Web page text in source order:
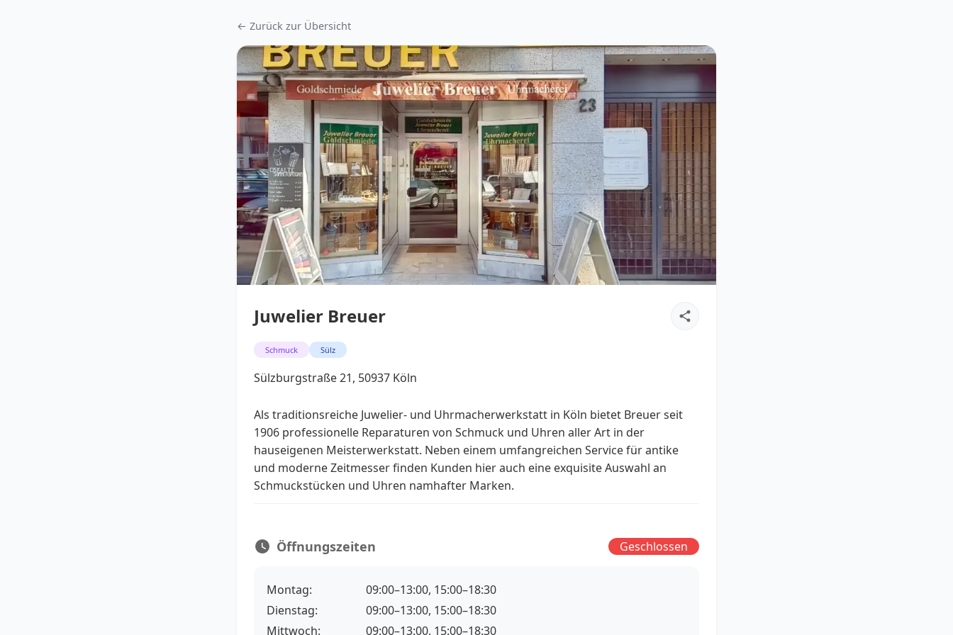
← Zurück zur Übersicht
Juwelier Breuer
Schmuck Sülz
Sülzburgstraße 21, 50937 Köln
Als traditionsreiche Juwelier- und Uhrmacherwerkstatt in Köln bietet Breuer seit
1906 professionelle Reparaturen von Schmuck und Uhren aller Art in der
hauseigenen Meisterwerkstatt. Neben einem umfangreichen Service für antike
und moderne Zeitmesser finden Kunden hier auch eine exquisite Auswahl an
Schmuckstücken und Uhren namhafter Marken.
Öffnungszeiten Geschlossen
Montag:
09:00–13:00, 15:00–18:30
Dienstag:
09:00–13:00, 15:00–18:30
Mittwoch:
09:00–13:00, 15:00–18:30